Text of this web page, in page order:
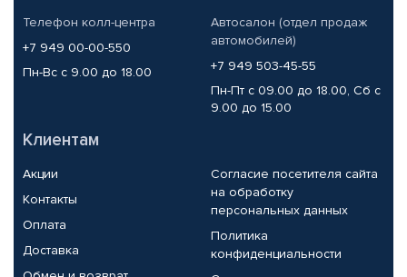
Телефон колл-центра
+7 949 00-00-550
Пн-Вс с 9.00 до 18.00
Автосалон (отдел продаж
автомобилей)
+7 949 503-45-55
Пн-Пт с 09.00 до 18.00, Сб с
9.00 до 15.00
Клиентам
Акции
Контакты
Оплата
Доставка
Согласие посетителя сайта
на обработку
персональных данных
Политика
конфиденциальности